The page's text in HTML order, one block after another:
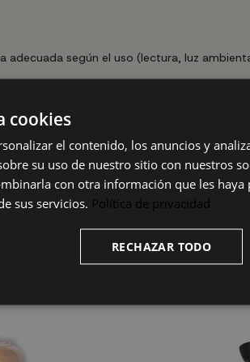
según el uso (lectura, luz
con un paño suave y ligeramente
desconecta siempre la luminaria
y pueden presentar ligeras
confirmar algún dato técnico concreto,
cookies
el contenido, los anuncios y
su uso de nuestro sitio con nuestros
con otra información que les
sus servicios. Política de privacidad
RECHAZAR TODO